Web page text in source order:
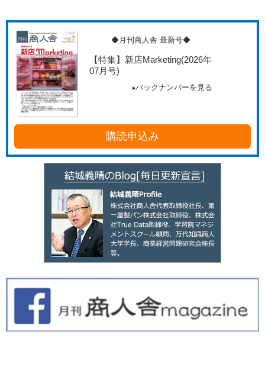
◆月刊商人舎 最新号◆
【特集】新店Marketing(2026年
07月号)
バックナンバーを見る
購読申込み